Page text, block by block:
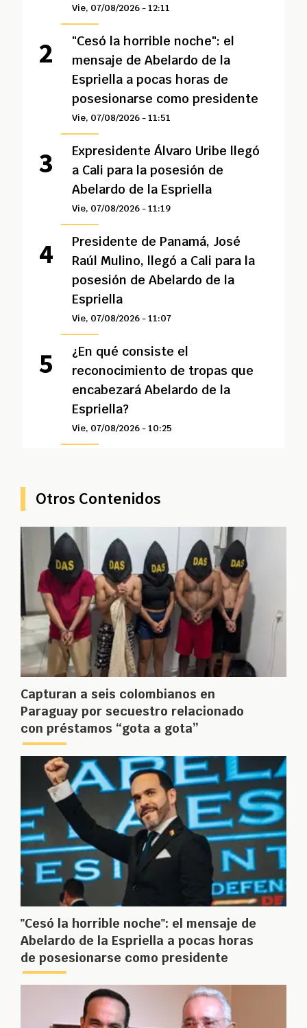
Vie, 07/08/2026 - 12:11
"Cesó la horrible noche": el
mensaje de Abelardo de la
Espriella a pocas horas de
posesionarse como presidente
Vie, 07/08/2026 - 11:51
Expresidente Álvaro Uribe llegó
a Cali para la posesión de
Abelardo de la Espriella
Vie, 07/08/2026 - 11:19
Presidente de Panamá, José
Raúl Mulino, llegó a Cali para la
posesión de Abelardo de la
Espriella
Vie, 07/08/2026 - 11:07
¿En qué consiste el
reconocimiento de tropas que
encabezará Abelardo de la
Espriella?
Vie, 07/08/2026 - 10:25
Otros Contenidos
Capturan a seis colombianos en
Paraguay por secuestro relacionado
con préstamos “gota a gota”
"Cesó la horrible noche": el mensaje de
Abelardo de la Espriella a pocas horas
de posesionarse como presidente